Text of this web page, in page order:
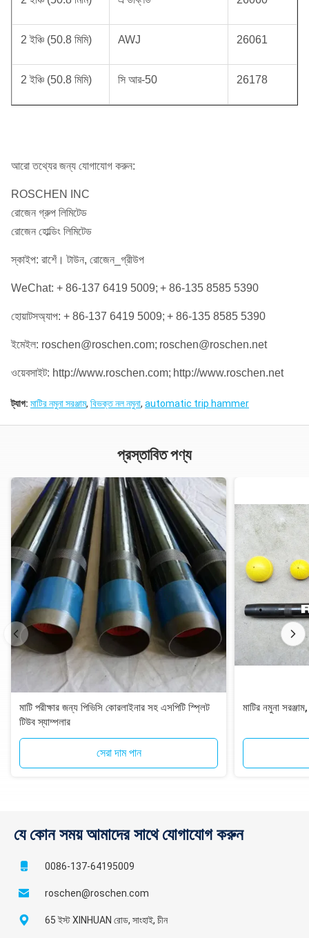
2 ইঞ্চি (50.8 মিমি) AWJ 26061
2 ইঞ্চি (50.8 মিমি) সি আর-50 26178
আরো তথ্যের জন্য যোগাযোগ করুন:
ROSCHEN INC
রোজেন গ্রুপ লিমিটেড
রোজেন হোল্ডিং লিমিটেড
স্কাইপ: রাশেঁ। টাউন, রোজেন_গ্রীউপ
WeChat: + 86-137 6419 5009; + 86-135 8585 5390
হোয়াটসঅ্যাপ: + 86-137 6419 5009; + 86-135 8585 5390
ইমেইল: roschen@roschen.com; roschen@roschen.net
ওয়েবসাইট: http://www.roschen.com; http://www.roschen.net
ট্যাগ: মাটির নমুনা সরঞ্জাম, বিভক্ত নল নমুনা, automatic trip hammer
প্রস্তাবিত পণ্য
মাটি পরীক্ষার জন্য পিভিসি কোরলাইনার সহ এসপিটি স্প্লিট
টিউব স্যাম্পলার
সেরা দাম পান
মাটির নমুনা
যে কোন সময় আমাদের সাথে যোগাযোগ করুন
0086-137-64195009
roschen@roschen.com
65 ইস্ট XINHUAN রোড, সাংহাই, চীন